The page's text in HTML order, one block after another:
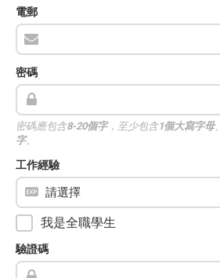
電郵
密碼
密碼應包含8-20個字，至少包含1個大寫字母、
字。
工作經驗
我是全職學生
驗證碼